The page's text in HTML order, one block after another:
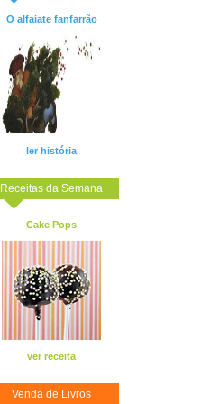
O alfaiate fanfarrão
ler história
Receitas da Semana
Cake Pops
ver receita
Venda de Livros